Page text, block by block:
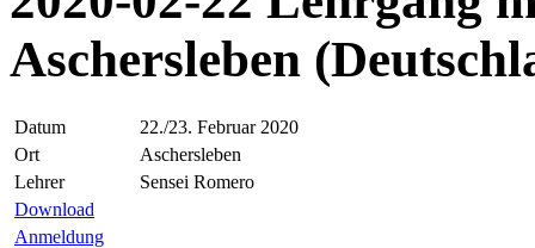
Aschersleben
Datum
22./23. Februar 2020
Ort
Aschersleben
Lehrer
Sensei Romero
Download
Anmeldung